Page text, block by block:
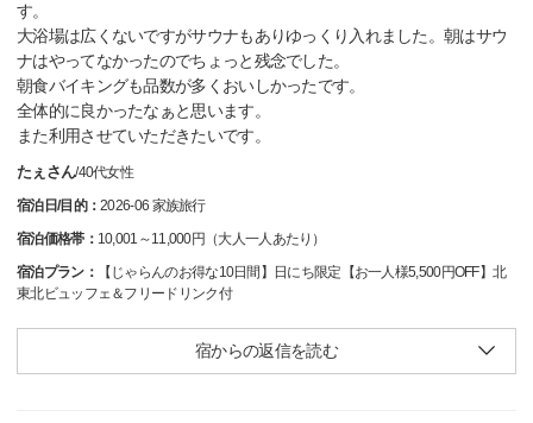
す。
大浴場は広くないですがサウナもありゆっくり入れました。朝はサウ
ナはやってなかったのでちょっと残念でした。
朝食バイキングも品数が多くおいしかったです。
全体的に良かったなぁと思います。
また利用させていただきたいです。
たぇさん/40代女性
宿泊日/目的：2026-06 家族旅行
宿泊価格帯： 10,001～11,000円（大人一人あたり）
宿泊プラン：
【じゃらんのお得な10日間】日にち限定【お一人様5,500円OFF】北
東北ビュッフェ＆フリードリンク付
宿からの返信を読む